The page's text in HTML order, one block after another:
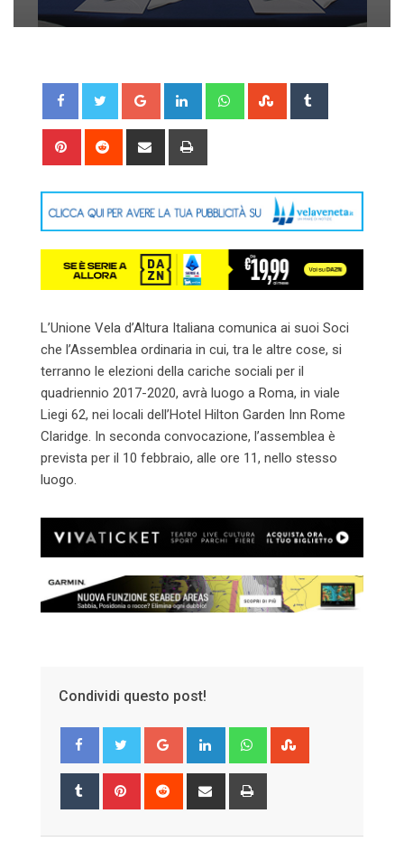
Google+ LinkedIn WhatsappStumbleUpon
Pinterest Reddit
Share
L’Unione Vela d’Altura Italiana comunica ai suoi Soci
che l’Assemblea ordinaria in cui, tra le altre cose, si
terranno le elezioni della cariche sociali per il
quadriennio 2017-2020, avrà luogo a Roma, in viale
Liegi 62, nei locali dell’Hotel Hilton Garden Inn Rome
Claridge. In seconda convocazione, l’assemblea è
prevista per il 10 febbraio, alle ore 11, nello stesso
luogo.
Condividi questo post!
Google+ LinkedIn Whatsapp
Tumblr Pinterest Reddit
Share